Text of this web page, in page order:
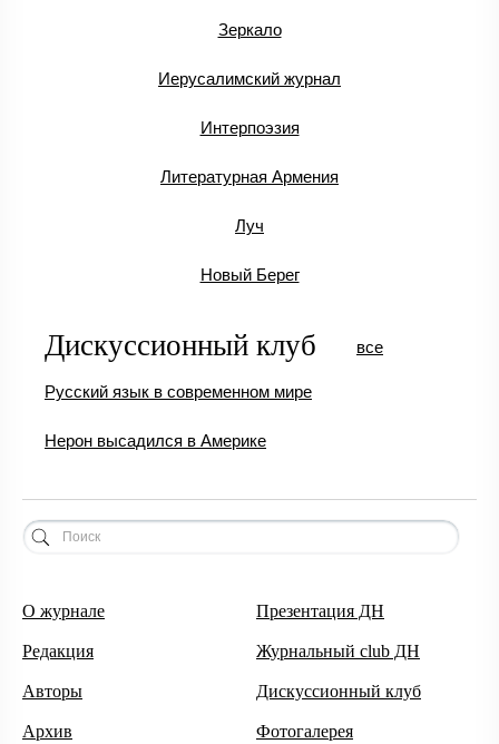
Зеркало
Иерусалимский журнал
Интерпоэзия
Литературная Армения
Луч
Новый Берег
Дискуссионный клуб
Русский язык в современном мире
Нерон высадился в Америке
все
О журнале
Редакция
Авторы
Архив
Презентация ДН
Журнальный club ДН
Дискуссионный клуб
Фотогалерея